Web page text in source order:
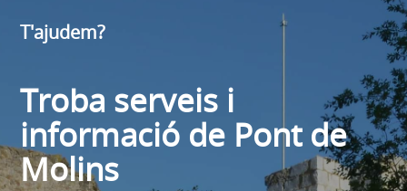
T'ajudem?
Troba serveis i
informació de Pont de
Molins